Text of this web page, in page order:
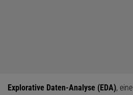
Explorative Daten-Analyse (EDA),